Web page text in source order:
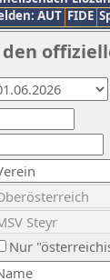
AUT FIDE
Nur